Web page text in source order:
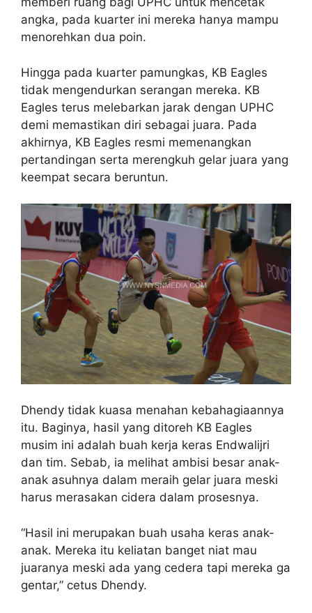
angka, pada kuarter ini mereka hanya mampu
menorehkan dua poin.
Hingga pada kuarter pamungkas, KB Eagles
tidak mengendurkan serangan mereka. KB
Eagles terus melebarkan jarak dengan UPHC
demi memastikan diri sebagai juara. Pada
akhirnya, KB Eagles resmi memenangkan
pertandingan serta merengkuh gelar juara yang
keempat secara beruntun.
Dhendy tidak kuasa menahan kebahagiaannya
itu. Baginya, hasil yang ditoreh KB Eagles
musim ini adalah buah kerja keras Endwalijri
dan tim. Sebab, ia melihat ambisi besar anak-
anak asuhnya dalam meraih gelar juara meski
harus merasakan cidera dalam prosesnya.
“Hasil ini merupakan buah usaha keras anak-
anak. Mereka itu keliatan banget niat mau
juaranya meski ada yang cedera tapi mereka ga
gentar,” cetus Dhendy.